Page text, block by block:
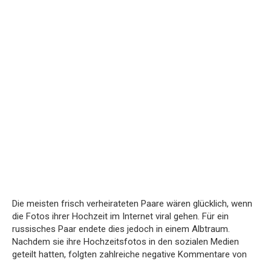
Die meisten frisch verheirateten Paare wären glücklich, wenn
die Fotos ihrer Hochzeit im Internet viral gehen. Für ein
russisches Paar endete dies jedoch in einem Albtraum.
Nachdem sie ihre Hochzeitsfotos in den sozialen Medien
geteilt hatten, folgten zahlreiche negative Kommentare von